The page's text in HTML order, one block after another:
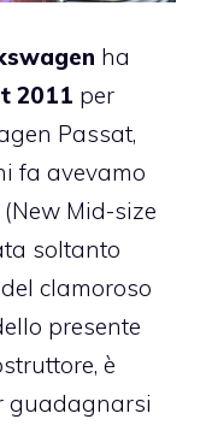
ha
2011 per
Passat,
fa avevamo
Mid-size
soltanto
clamoroso
presente
è
guadagnarsi